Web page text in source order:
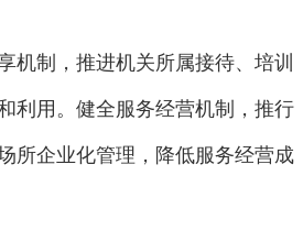
制，推进机关所属接待、培训
利用。健全服务经营机制，推行
所企业化管理，降低服务经营成